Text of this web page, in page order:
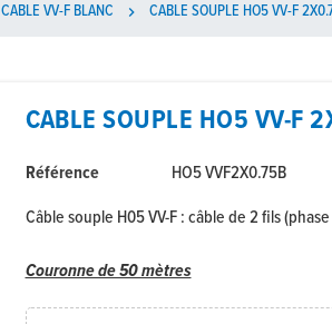
CABLE VV-F BLANC  CABLE SOUPLE HO5 VV-F
CABLE SOUPLE HO5 VV-F
Référence
HO5 VVF2X0.75B
Câble souple H05 VV-F : câble de 2 fils
Couronne de 50 mètres